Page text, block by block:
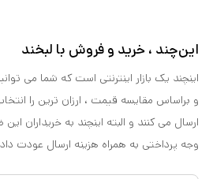
این‌چند ، خرید و فروش با لبخند
اینچند یک بازار اینترنتی است که شما می
و براساس مقایسه قیمت ، ارزان ترین را
ارسال می کنند و البته اینچند به خریداران
وجه پرداختی به همراه هزینه ارسال عودت